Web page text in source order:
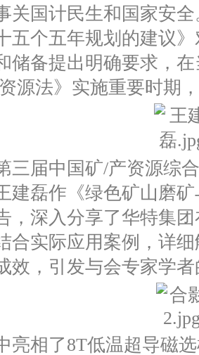
关国计民生和国家安
五个五年规划的建议
储备提出明确要求，
源法》实施重要时期
三届中国矿/产资源综
建磊作《绿色矿山磨
，深入分享了华特集
合实际应用案例，详
效，引发与会专家学
亮相了8T低温超导磁